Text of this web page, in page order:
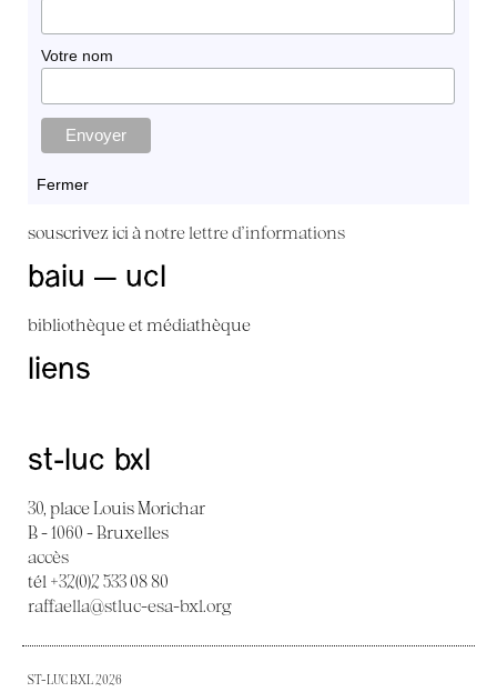
Votre nom
Fermer
souscrivez ici à notre lettre d'informations
baiu — ucl
bibliothèque et médiathèque
liens
st-luc bxl
30, place Louis Morichar
B - 1060 - Bruxelles
accès
tél +32(0)2 533 08 80
raffaella@stluc-esa-bxl.org
ST-LUC BXL 2026